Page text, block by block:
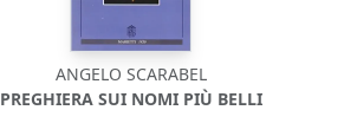
ANGELO SCARABEL
PREGHIERA SUI NOMI PIÙ BELLI